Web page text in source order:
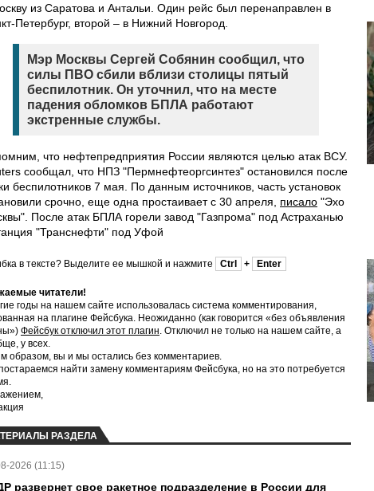
из Саратова и Антальи. Один рейс был перенаправлен в
Петербург, второй – в Нижний Новгород.
Мэр Москвы Сергей Собянин сообщил, что
силы ПВО сбили вблизи столицы пятый
беспилотник. Он уточнил, что на месте
падения обломков БПЛА работают
экстренные службы.
что нефтепредприятия России являются целью атак ВСУ.
сообщал, что НПЗ "Пермнефтеоргсинтез" остановился после
беспилотников 7 мая. По данным источников, часть установок
срочно, еще одна простаивает с 30 апреля, писало "Эхо
После атак БПЛА горели завод "Газпрома" под Астраханью
"Транснефти" под Уфой
в тексте? Выделите ее мышкой и нажмите Ctrl + Enter
читатели!
годы на нашем сайте использовалась система комментирования,
на плагине Фейсбука. Неожиданно (как говорится «без объявления
Фейсбук отключил этот плагин. Отключил не только на нашем сайте, а
у всех.
образом, вы и мы остались без комментариев.
найти замену комментариям Фейсбука, но на это потребуется
РАЗДЕЛА
2026 (11:15)
развернет свое ракетное подразделение в России для